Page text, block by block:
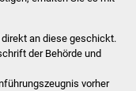
direkt an diese geschickt.
der Behörde und
vorher